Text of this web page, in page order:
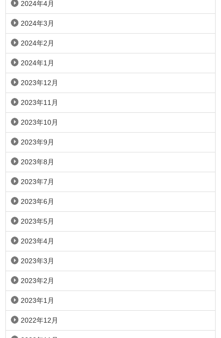
2024年4月
2024年3月
2024年2月
2024年1月
2023年12月
2023年11月
2023年10月
2023年9月
2023年8月
2023年7月
2023年6月
2023年5月
2023年4月
2023年3月
2023年2月
2023年1月
2022年12月